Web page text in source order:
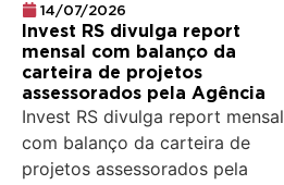
14/07/2026
Invest RS divulga report
mensal com balanço da
carteira de projetos
assessorados pela Agência
Invest RS divulga report mensal
com balanço da carteira de
projetos assessorados pela